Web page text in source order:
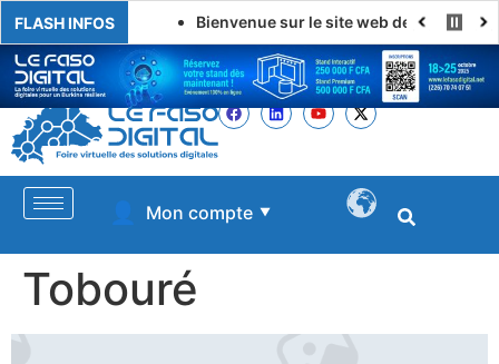
FLASH INFOS Bienvenue sur le site web de LE FASO DIGITAL
👤 Mon compte ▼
Tobouré